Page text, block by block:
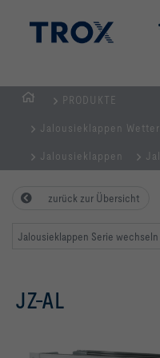
AUSTRIA
| Komponenten,
+
Belüftung
PRODUKTE
Jalousieklappen
Jalousieklappen
zurück zur Übersicht
Jalousieklappen Serie wechseln
JZ-AL